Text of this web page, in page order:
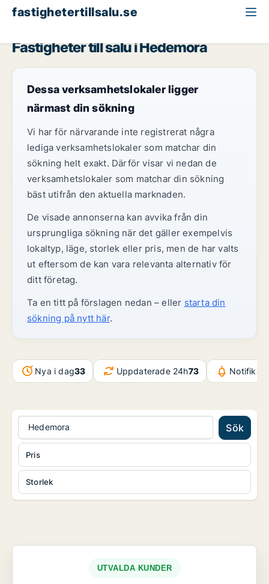
fastighetertillsalu.se
Fastigheter till salu i Hedemora
Dessa verksamhetslokaler ligger
närmast din sökning
Vi har för närvarande inte registrerat några
lediga verksamhetslokaler som matchar din
sökning helt exakt. Därför visar vi nedan de
verksamhetslokaler som matchar din sökning
bäst utifrån den aktuella marknaden.
De visade annonserna kan avvika från din
ursprungliga sökning när det gäller exempelvis
lokaltyp, läge, storlek eller pris, men de har valts
ut eftersom de kan vara relevanta alternativ för
ditt företag.
Ta en titt på förslagen nedan – eller starta din
sökning på nytt här.
Nya i dag33 Uppdaterade 24h73
Hedemora Sök
Storlek
Pris
UTVALDA KUNDER